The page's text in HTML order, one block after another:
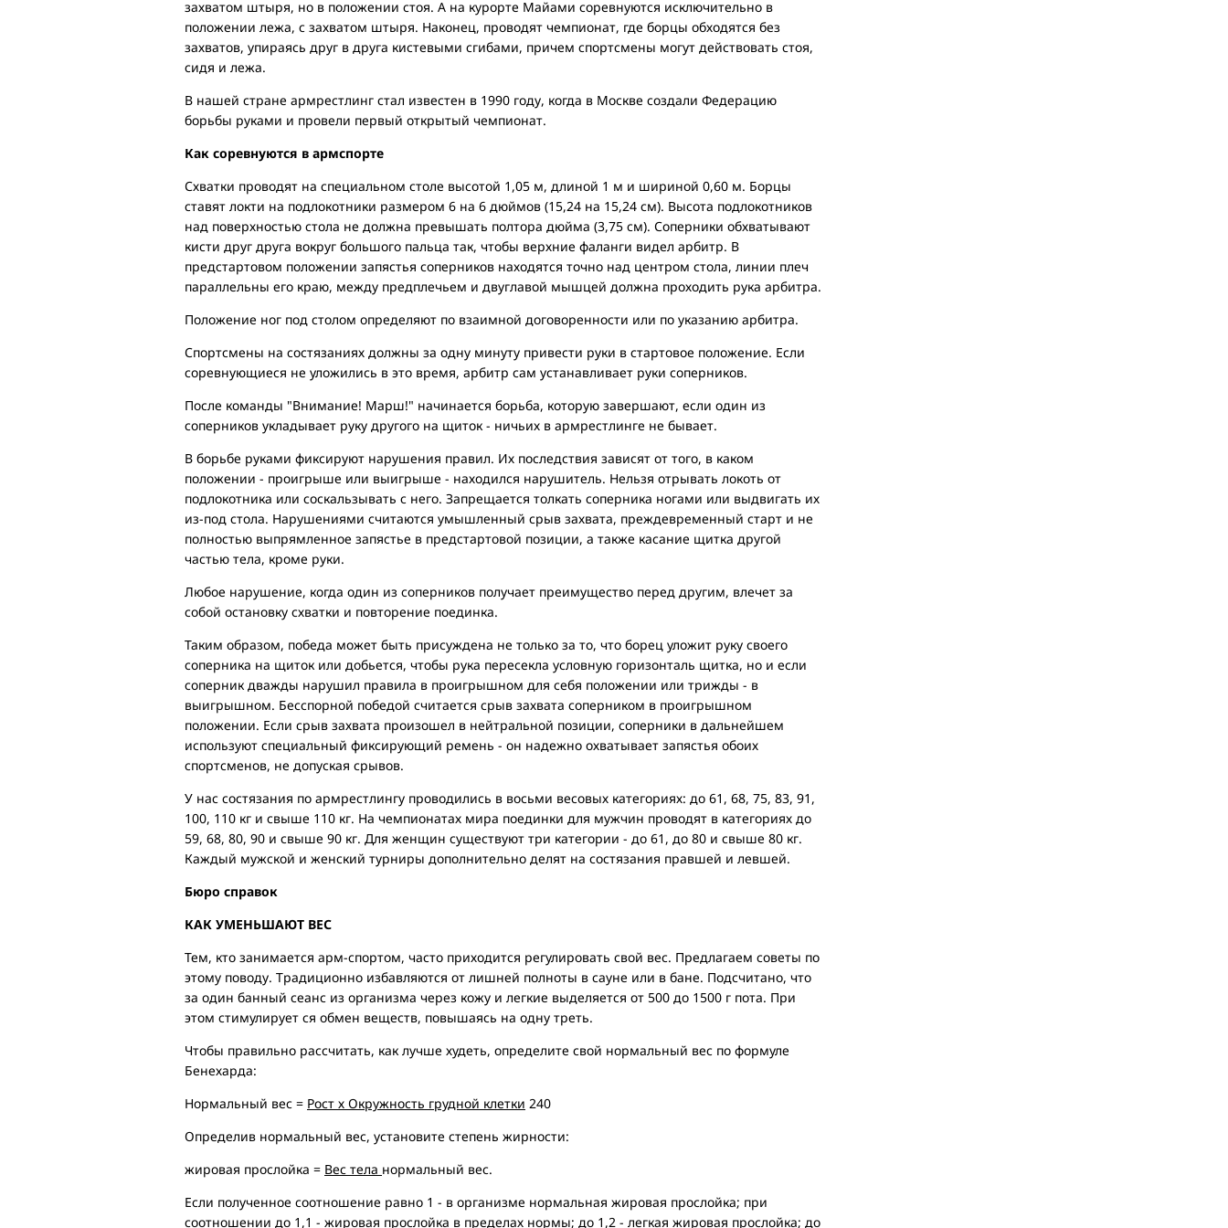
захватом штыря, но в положении стоя. А на курорте Майами соревнуются исключительно в
положении лежа, с захватом штыря. Наконец, проводят чемпионат, где борцы обходятся без
захватов, упираясь друг в друга кистевыми сгибами, причем спортсмены могут действовать стоя,
сидя и лежа.
В нашей стране армрестлинг стал известен в 1990 году, когда в Москве создали Федерацию
борьбы руками и провели первый открытый чемпионат.
Как соревнуются в армспорте
Схватки проводят на специальном столе высотой 1,05 м, длиной 1 м и шириной 0,60 м. Борцы
ставят локти на подлокотники размером 6 на 6 дюймов (15,24 на 15,24 см). Высота подлокотников
над поверхностью стола не должна превышать полтора дюйма (3,75 см). Соперники обхватывают
кисти друг друга вокруг большого пальца так, чтобы верхние фаланги видел арбитр. В
предстартовом положении запястья соперников находятся точно над центром стола, линии плеч
параллельны его краю, между предплечьем и двуглавой мышцей должна проходить рука арбитра.
Положение ног под столом определяют по взаимной договоренности или по указанию арбитра.
Спортсмены на состязаниях должны за одну минуту привести руки в стартовое положение. Если
соревнующиеся не уложились в это время, арбитр сам устанавливает руки соперников.
После команды "Внимание! Марш!" начинается борьба, которую завершают, если один из
соперников укладывает руку другого на щиток - ничьих в армрестлинге не бывает.
В борьбе руками фиксируют нарушения правил. Их последствия зависят от того, в каком
положении - проигрыше или выигрыше - находился нарушитель. Нельзя отрывать локоть от
подлокотника или соскальзывать с него. Запрещается толкать соперника ногами или выдвигать их
из-под стола. Нарушениями считаются умышленный срыв захвата, преждевременный старт и не
полностью выпрямленное запястье в предстартовой позиции, а также касание щитка другой
частью тела, кроме руки.
Любое нарушение, когда один из соперников получает преимущество перед другим, влечет за
собой остановку схватки и повторение поединка.
Таким образом, победа может быть присуждена не только за то, что борец уложит руку своего
соперника на щиток или добьется, чтобы рука пересекла условную горизонталь щитка, но и если
соперник дважды нарушил правила в проигрышном для себя положении или трижды - в
выигрышном. Бесспорной победой считается срыв захвата соперником в проигрышном
положении. Если срыв захвата произошел в нейтральной позиции, соперники в дальнейшем
используют специальный фиксирующий ремень - он надежно охватывает запястья обоих
спортсменов, не допуская срывов.
У нас состязания по армрестлингу проводились в восьми весовых категориях: до 61, 68, 75, 83, 91,
100, 110 кг и свыше 110 кг. На чемпионатах мира поединки для мужчин проводят в категориях до
59, 68, 80, 90 и свыше 90 кг. Для женщин существуют три категории - до 61, до 80 и свыше 80 кг.
Каждый мужской и женский турниры дополнительно делят на состязания правшей и левшей.
Бюро справок
КАК УМЕНЬШАЮТ ВЕС
Тем, кто занимается арм-спортом, часто приходится регулировать свой вес. Предлагаем советы по
этому поводу. Традиционно избавляются от лишней полноты в сауне или в бане. Подсчитано, что
за один банный сеанс из организма через кожу и легкие выделяется от 500 до 1500 г пота. При
этом стимулирует ся обмен веществ, повышаясь на одну треть.
Чтобы правильно рассчитать, как лучше худеть, определите свой нормальный вес по формуле
Бенехарда:
Нормальный вес = Рост х Окружность грудной клетки 240
Определив нормальный вес, установите степень жирности:
жировая прослойка = Вес тела нормальный вес.
Если полученное соотношение равно 1 - в организме нормальная жировая прослойка; при
соотношении до 1,1 - жировая прослойка в пределах нормы; до 1,2 - легкая жировая прослойка; до